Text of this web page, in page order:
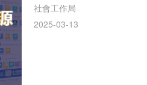
社會工作局
2025-03-13